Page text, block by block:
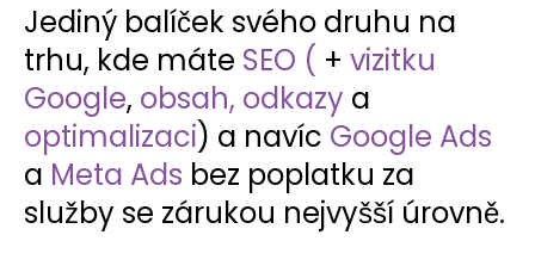
Jediný balíček svého druhu na
trhu, kde máte SEO ( + vizitku
Google, obsah, odkazy a
optimalizaci) a navíc Google Ads
a Meta Ads bez poplatku za
služby se zárukou nejvyšší úrovně.